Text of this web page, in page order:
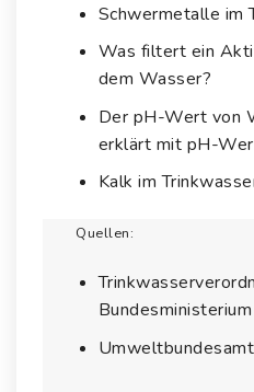
Schwermetalle im
Was filtert ein
dem Wasser?
Der pH-Wert von
erklärt mit pH-
Kalk im
Quellen: